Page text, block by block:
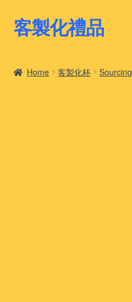
Skip
to
Skip
to
客製化禮品
Home 客製化杯 Sourcing